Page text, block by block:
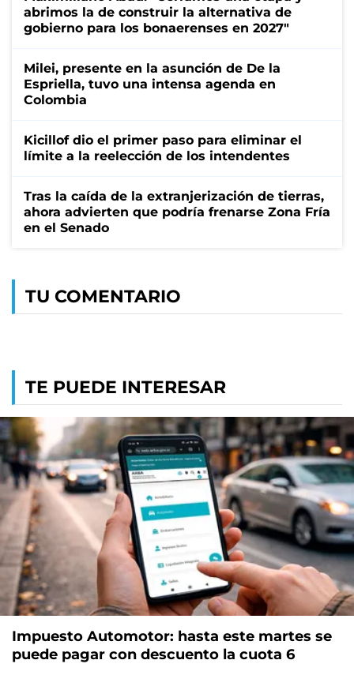
abrimos la de construir la alternativa de
gobierno para los bonaerenses en 2027"
Milei, presente en la asunción de De la
Espriella, tuvo una intensa agenda en
Colombia
Kicillof dio el primer paso para eliminar el
límite a la reelección de los intendentes
Tras la caída de la extranjerización de tierras,
ahora advierten que podría frenarse Zona Fría
en el Senado
TU COMENTARIO
TE PUEDE INTERESAR
Impuesto Automotor: hasta este martes se
puede pagar con descuento la cuota 6